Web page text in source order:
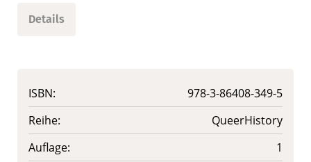
Details
ISBN:
978-3-86408-349-5
Reihe:
QueerHistory
Auflage:
1